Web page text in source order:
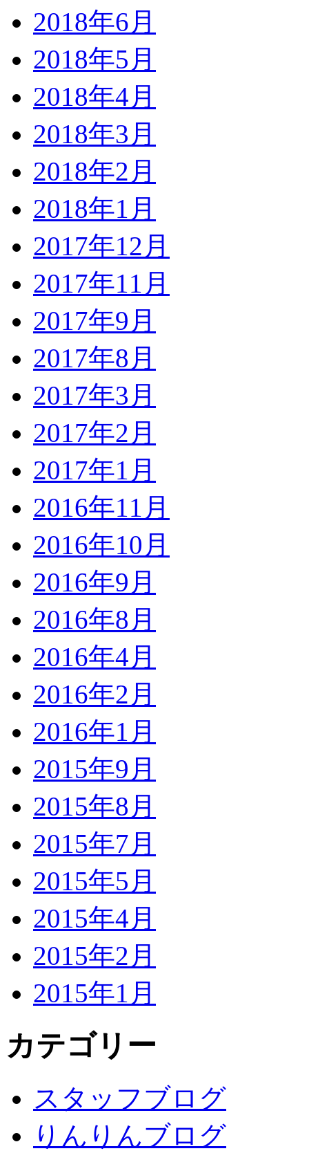
2018年6月
2018年5月
2018年4月
2018年3月
2018年2月
2018年1月
2017年12月
2017年11月
2017年9月
2017年8月
2017年3月
2017年2月
2017年1月
2016年11月
2016年10月
2016年9月
2016年8月
2016年4月
2016年2月
2016年1月
2015年9月
2015年8月
2015年7月
2015年5月
2015年4月
2015年2月
2015年1月
カテゴリー
スタッフブログ
りんりんブログ